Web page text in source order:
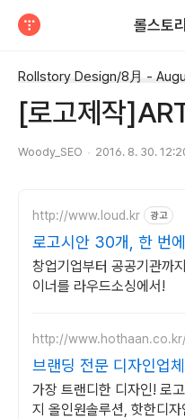
롤스토
Rollstory Design/8月 -
[로고제작
Woody_SEO 2016. 8. 30.
http://www.loud.kr 광고
로고시안 30개, 한 번
창업기업부터 공공기관까
이너를 라우드소싱에서!
http://www.hothaan.co.kr/
브랜딩 전문 디자인업체
가장 트랜디한 디자인! 로
지 올인원솔루션, 핫한디자